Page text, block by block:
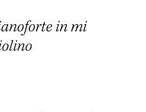
in mi